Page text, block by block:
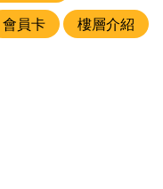
會員卡
樓層介紹